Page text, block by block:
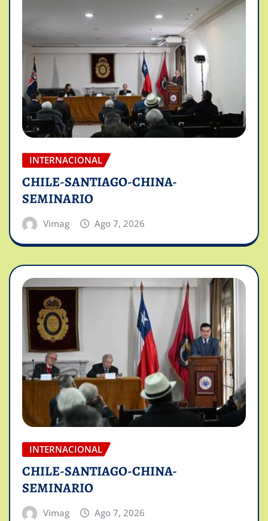
INTERNACIONAL
CHILE-SANTIAGO-CHINA-
SEMINARIO
Vimag Ago 7, 2026
INTERNACIONAL
CHILE-SANTIAGO-CHINA-
SEMINARIO
Vimag Ago 7, 2026